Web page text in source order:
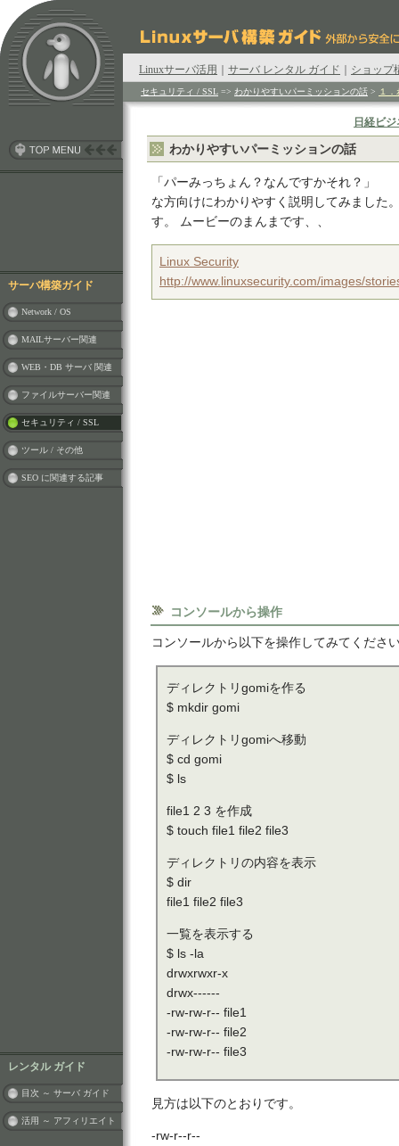
Linuxサーバ活用 サーバ レンタル ガイド ショップ
セキュリティ / SSL => わかりやすいパーミッションの話 > １
日経ビ
サーバ構築ガイド
Network / OS
MAILサーバー関連
WEB・DB サーバ 関連
ファイルサーバー関連
セキュリティ / SSL
ツール / その他
SEO に関連する記事
レンタル ガイド
目次 ～ サーバ ガイド
活用 ～ アフィリエイト
わかりやすいパーミッションの話
「パーみっちょん？なんですかそれ？」
な方向けにわかりやすく説明してみました
す。 ムービーのまんまです、、
Linux Security
http://www.linuxsecurity.com/images/
コンソールから操作
コンソールから以下を操作してみてくださ
ディレクトリgomiを作る
$ mkdir gomi
ディレクトリgomiへ移動
$ cd gomi
$ ls
file1 2 3 を作成
$ touch file1 file2 file3
ディレクトリの内容を表示
$ dir
file1 file2 file3
一覧を表示する
$ ls -la
drwxrwxr-x
drwx------
-rw-rw-r-- file1
-rw-rw-r-- file2
-rw-rw-r-- file3
見方は以下のとおりです。
-rw-r--r--